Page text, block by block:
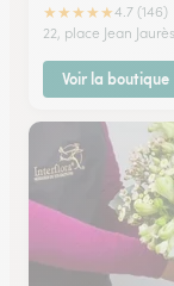
★★★★★4.7 (146)
22, place Jean Jaurès
Voir la boutique